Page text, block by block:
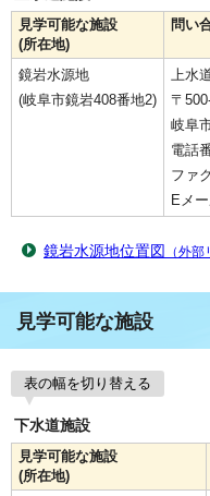
見学可能な施設
(所在地)
問い
鏡岩水源地
(岐阜市鏡岩408番地2)
上水
〒
岐阜
電話
ファ
Eメ
鏡岩水源地位置図 （外部
見学可能な施設
表の幅を切り替える
下水道施設
見学可能な施設
(所在地)